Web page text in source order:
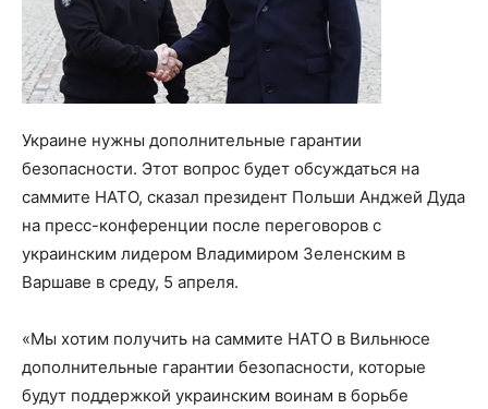
Украине нужны дополнительные гарантии
безопасности. Этот вопрос будет обсуждаться на
саммите НАТО, сказал президент Польши Анджей Дуда
на пресс-конференции после переговоров с
украинским лидером Владимиром Зеленским в
Варшаве в среду, 5 апреля.
«Мы хотим получить на саммите НАТО в Вильнюсе
дополнительные гарантии безопасности, которые
будут поддержкой украинским воинам в борьбе